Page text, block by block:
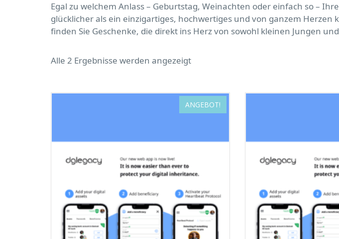
Egal zu welchem Anlass – Geburtstag, Weinachten oder einfach so –
glücklicher als ein einzigartiges, hochwertiges und von ganzem Herzen
finden Sie Geschenke, die direkt ins Herz von sowohl kleinen Jungen
Alle 2 Ergebnisse werden angezeigt
ANGEBOT!